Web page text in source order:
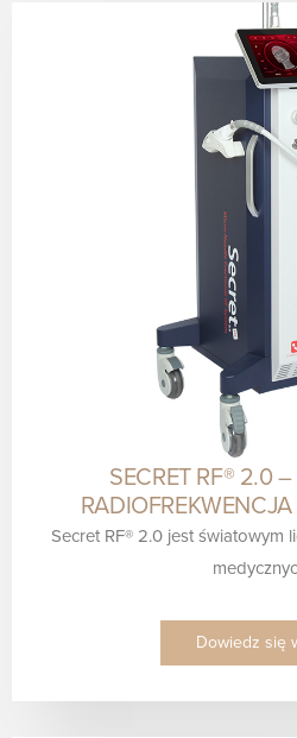
SECRET RF® 2.0
Secret RF® 2.0 jest światowym
Dowiedz się